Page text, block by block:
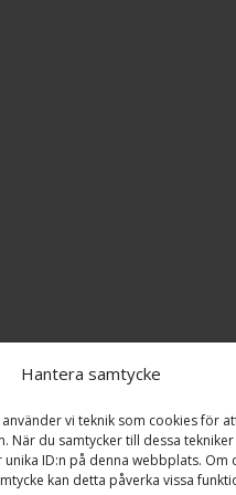
Hantera samtycke
vi teknik som cookies för
När du samtycker till dessa
ID:n på denna webbplats. Om
kan detta påverka vissa